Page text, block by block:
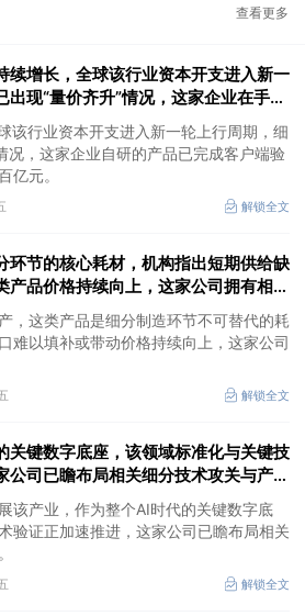
查看更多
续增长，全球该行业资本开支进入新一
现“量价齐升”情况，这家企业在手订
该行业资本开支进入新一轮上行周期，细
况，这家企业自研的产品已完成客户端验
亿元。
解锁全文
环节的核心耗材，机构指出短期供给缺
产品价格持续向上，这家公司拥有相关
，这类产品是细分制造环节不可替代的耗
难以填补或带动价格持续向上，这家公司
解锁全文
关键数字底座，该领域标准化与关键技
公司已瞻布局相关细分技术攻关与产品
该产业，作为整个AI时代的关键数字底
验证正加速推进，这家公司已瞻布局相关
解锁全文